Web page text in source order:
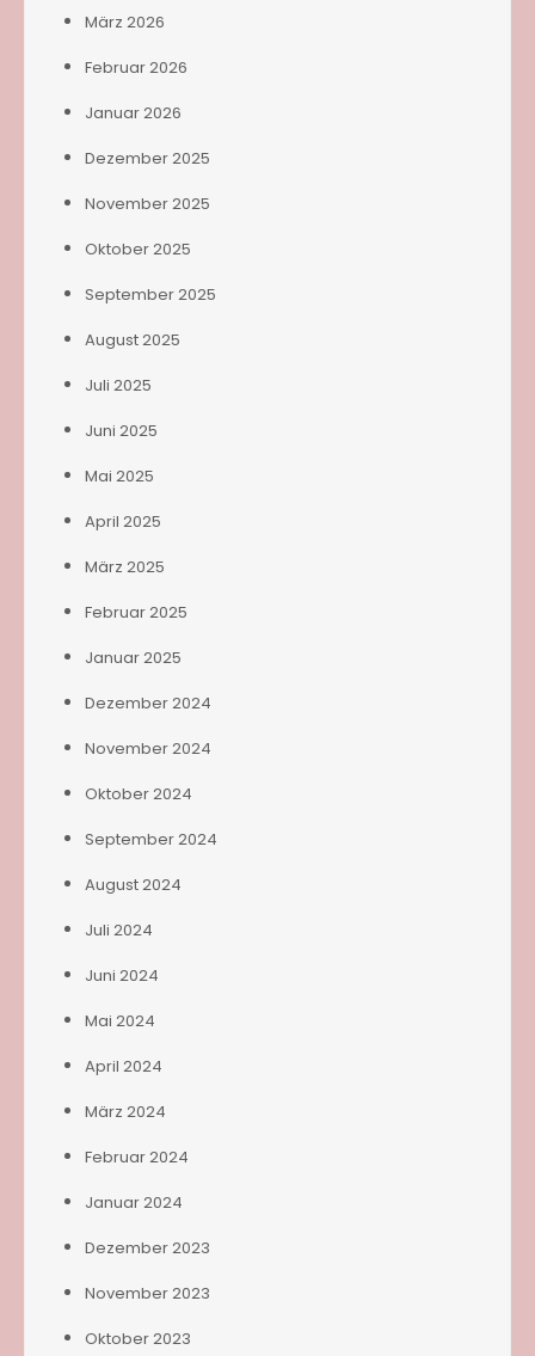
März 2026
Februar 2026
Januar 2026
Dezember 2025
November 2025
Oktober 2025
September 2025
August 2025
Juli 2025
Juni 2025
Mai 2025
April 2025
März 2025
Februar 2025
Januar 2025
Dezember 2024
November 2024
Oktober 2024
September 2024
August 2024
Juli 2024
Juni 2024
Mai 2024
April 2024
März 2024
Februar 2024
Januar 2024
Dezember 2023
November 2023
Oktober 2023